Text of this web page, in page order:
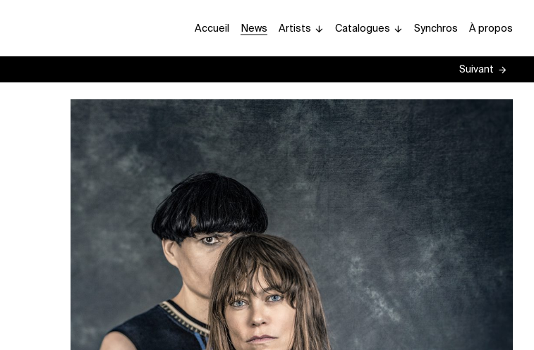
Accueil News Artists Catalogues Synchros À propos
Suivant